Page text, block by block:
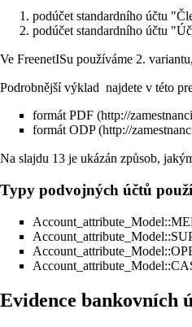
podúčet standardního účtu
podúčet standardního účtu
Ve FreenetISu používáme 2.
Podrobnější výklad najdete v této
formát PDF
formát ODP
Na slajdu 13 je ukázán způsob,
Typy podvojných účtů
Evidence bankovních